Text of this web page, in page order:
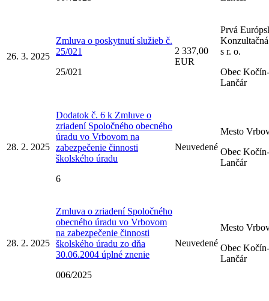
26. 3. 2025
Zmluva o poskytnutí služieb č.
25/021
25/021
2 337,00
EUR
Prvá
s r. o.
Obec Kočín-
Lančár
28. 2. 2025
Dodatok č. 6 k Zmluve o
zriadení Spoločného obecného
úradu vo Vrbovom na
zabezpečenie činnosti
školského úradu
6
Neuvedené
Mesto
Obec Kočín-
Lančár
28. 2. 2025
Zmluva o zriadení Spoločného
obecného úradu vo Vrbovom
na zabezpečenie činnosti
školského úradu zo dňa
30.06.2004 úplné znenie
006/2025
Neuvedené
Mesto
Obec Kočín-
Lančár